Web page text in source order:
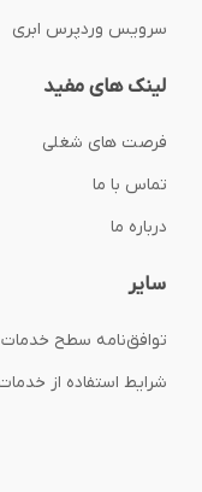
سرویس وردپرس ابری
لینک های مفید
فرصت های شغلی
تماس با ما
درباره ما
سایر
توافق‌نامه‌ سطح خدمات
شرایط استفاده از